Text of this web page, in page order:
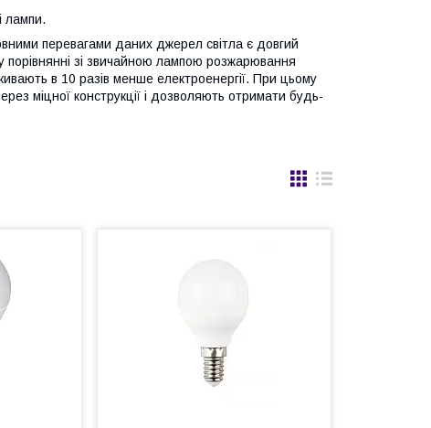
лампи.
перевагами даних джерел світла є довгий
порівнянні зі звичайною лампою розжарювання
в 10 разів менше електроенергії. При цьому
міцної конструкції і дозволяють отримати будь-